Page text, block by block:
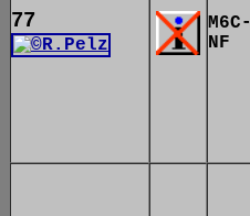
77
M6C-
NF